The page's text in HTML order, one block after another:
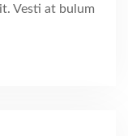
Vesti at bulum